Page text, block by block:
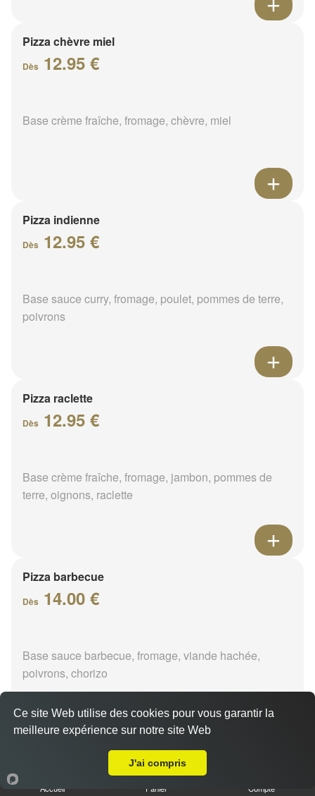
Pizza chèvre miel
Dès 12.95 €
Base crème fraîche, fromage, chèvre, miel
Pizza indienne
Dès 12.95 €
Base sauce curry, fromage, poulet, pommes de terre,
poivrons
Pizza raclette
Dès 12.95 €
Base crème fraîche, fromage, jambon, pommes de
terre, oignons, raclette
Pizza barbecue
Dès 14.00 €
Base sauce barbecue, fromage, viande hachée,
poivrons, chorizo
Accueil Panier Compte
Ce site Web utilise des cookies pour vous garantir la
meilleure expérience sur notre site Web
J'ai compris